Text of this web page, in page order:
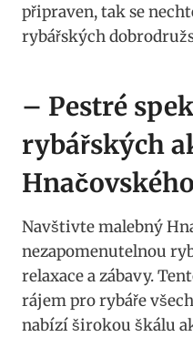
připraven, tak se
rybářských
– Pestré
rybářských
Navštivte malebný
nezapomenutelnou
relaxace a zábavy.
rájem pro rybáře
nabízí širokou škálu